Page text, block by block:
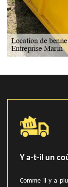
Y a-t-il un
Comme il y a